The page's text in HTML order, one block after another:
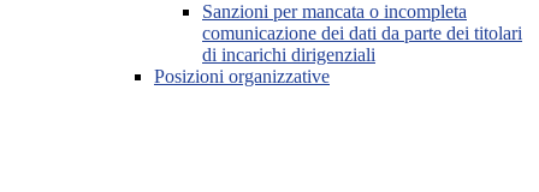
Sanzioni per mancata o incompleta
comunicazione dei dati da parte dei titolari
di incarichi dirigenziali
Posizioni organizzative